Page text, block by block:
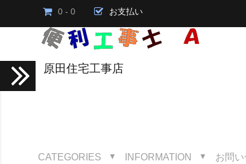
0 - 0 お支払い
原田住宅工事店
CATEGORIES ▼ INFORMATION ▼ お問